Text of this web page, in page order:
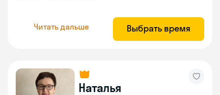
Читать дальше Выбрать время
Наталья